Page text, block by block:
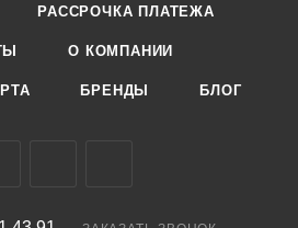
РАССРОЧКА ПЛАТЕЖА
О КОМПАНИИ
БРЕНДЫ БЛОГ